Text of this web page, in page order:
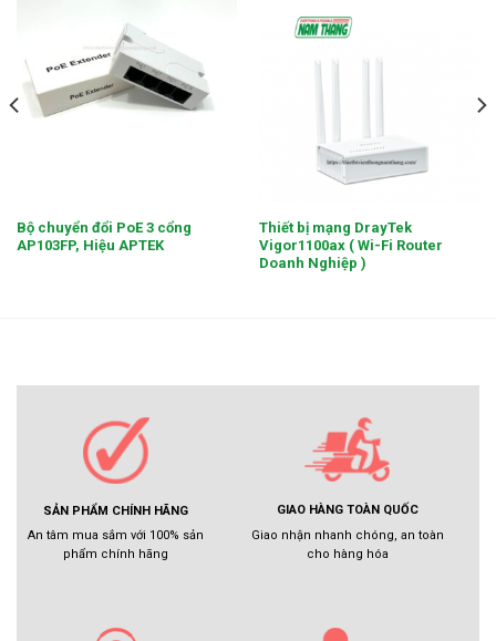
Bộ chuyển đổi PoE 3 cổng
AP103FP, Hiệu APTEK
Thiết bị mạng DrayTek
Vigor1100ax ( Wi-Fi Router
Doanh Nghiệp )
SẢN PHẨM CHÍNH HÃNG
An tâm mua sắm với 100% sản
phẩm chính hãng
GIAO HÀNG TOÀN QUỐC
Giao nhận nhanh chóng, an toàn
cho hàng hóa